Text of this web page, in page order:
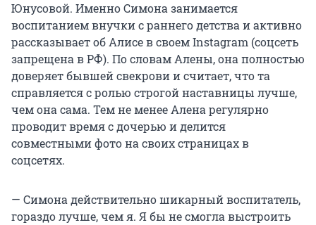
Юнусовой. Именно Симона занимается
воспитанием внучки с раннего детства и активно
рассказывает об Алисе в своем Instagram (соцсеть
запрещена в РФ). По словам Алены, она полностью
доверяет бывшей свекрови и считает, что та
справляется с ролью строгой наставницы лучше,
чем она сама. Тем не менее Алена регулярно
проводит время с дочерью и делится
совместными фото на своих страницах в
соцсетях.
— Симона действительно шикарный воспитатель,
гораздо лучше, чем я. Я бы не смогла выстроить